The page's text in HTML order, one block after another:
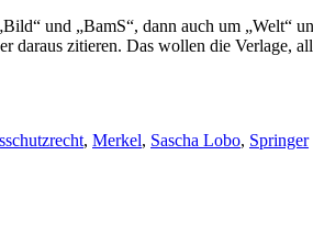
und „BamS“, dann auch um „Welt“
daraus zitieren. Das wollen die
, Merkel, Sascha Lobo, Springer